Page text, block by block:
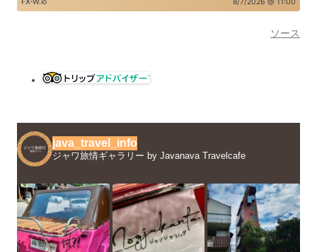
ソース
java_travel_info
ジャワ旅情ギャラリー by Javanava Travelcafe